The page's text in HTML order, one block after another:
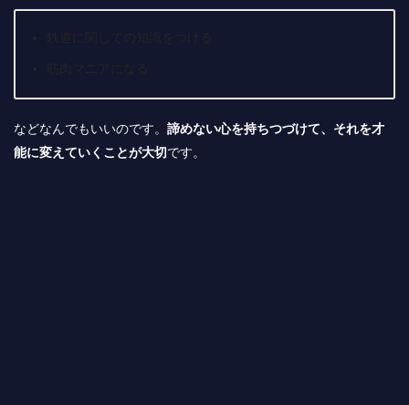
などなんでもいいのです。 諦めない心を持ちつづけて、それを才
能に変えていくことが大切 です。